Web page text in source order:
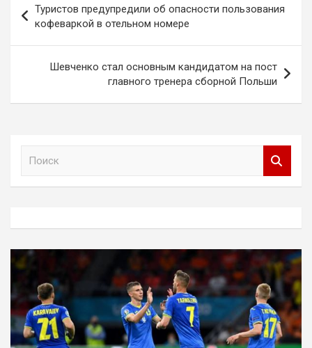
по
записям
Туристов предупредили об опасности пользования
кофеваркой в отельном номере
Шевченко стал основным кандидатом на пост
главного тренера сборной Польши